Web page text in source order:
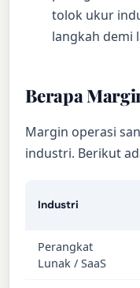
tolok ukur
langkah demi
Berapa
Margin operasi
industri. Berikut
Industri
Perangkat
Lunak / SaaS